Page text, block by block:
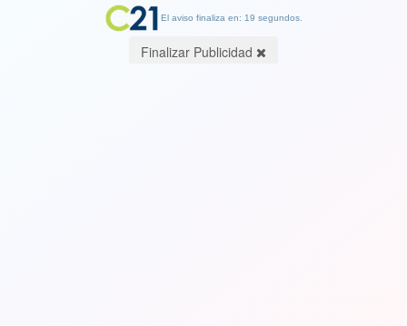
El aviso finaliza en: 19 segundos.
Finalizar Publicidad